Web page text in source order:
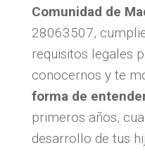
Comunidad de
28063507,
requisitos legales
conocernos y te
forma de
primeros años,
desarrollo de tus